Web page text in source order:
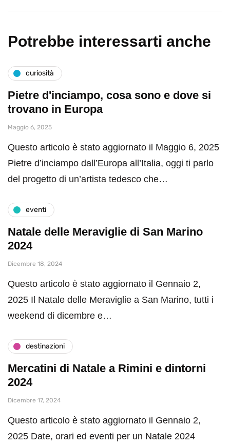
Potrebbe interessarti anche
curiosità
Pietre d'inciampo, cosa sono e dove si
trovano in Europa
Maggio 6, 2025
Questo articolo è stato aggiornato il Maggio 6, 2025
Pietre d’inciampo dall’Europa all’Italia, oggi ti parlo
del progetto di un’artista tedesco che…
eventi
Natale delle Meraviglie di San Marino
2024
Dicembre 18, 2024
Questo articolo è stato aggiornato il Gennaio 2,
2025 Il Natale delle Meraviglie a San Marino, tutti i
weekend di dicembre e…
destinazioni
Mercatini di Natale a Rimini e dintorni
2024
Dicembre 17, 2024
Questo articolo è stato aggiornato il Gennaio 2,
2025 Date, orari ed eventi per un Natale 2024